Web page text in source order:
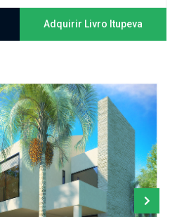
Adquirir Livro Itupeva